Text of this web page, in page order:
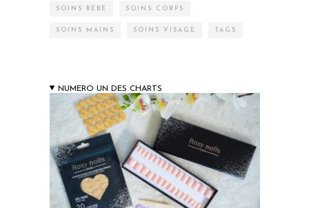
SOINS BÉBÉ SOINS CORPS
SOINS MAINS SOINS VISAGE TAGS
NUMERO UN DES CHARTS